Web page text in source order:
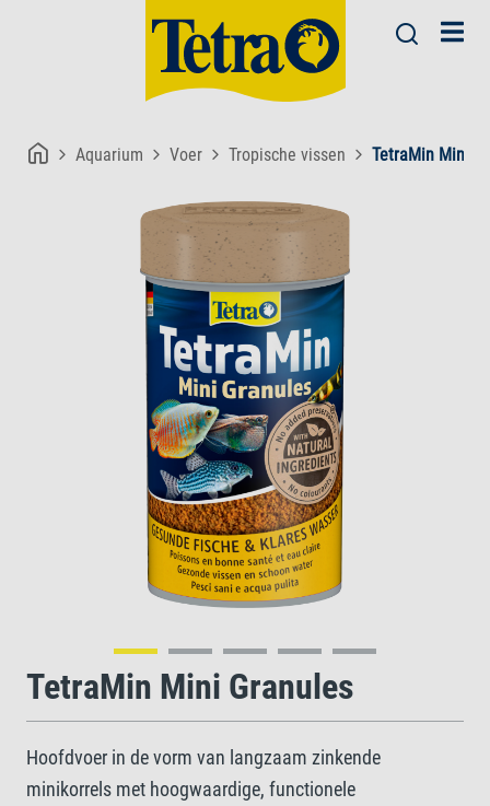
Aquarium Voer Tropische vissen TetraMin Mini
TetraMin Mini Granules
Hoofdvoer in de vorm van langzaam zinkende
minikorrels met hoogwaardige, functionele